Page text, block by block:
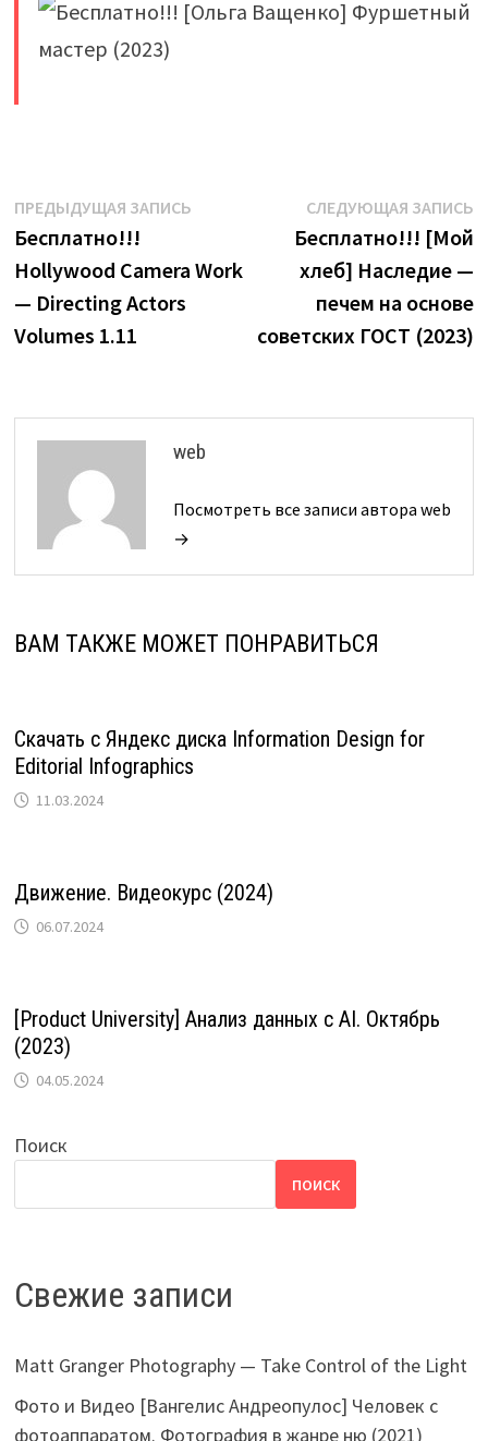
Навигация
по
записям
ПРЕДЫДУЩАЯ ЗАПИСЬПредыдущая
Бесплатно!!!
Hollywood Camera Work
— Directing Actors
Volumes 1.11
СЛЕДУЮЩАЯ ЗАПИСЬ
Бесплатно!!! [Мой
хлеб] Наследие —
печем на основе
советских ГОСТ (2023)
web
Посмотреть все записи автора web
→
ВАМ ТАКЖЕ МОЖЕТ ПОНРАВИТЬСЯ
Скачать с Яндекс диска Information Design for
Editorial Infographics
11.03.2024
Движение. Видеокурс (2024)
06.07.2024
[Product University] Анализ данных с AI. Октябрь
(2023)
04.05.2024
Поиск
ПОИСК
Свежие записи
Matt Granger Photography — Take Control of the Light
Фото и Видео [Вангелис Андреопулос] Человек с
фотоаппаратом. Фотография в жанре ню (2021)